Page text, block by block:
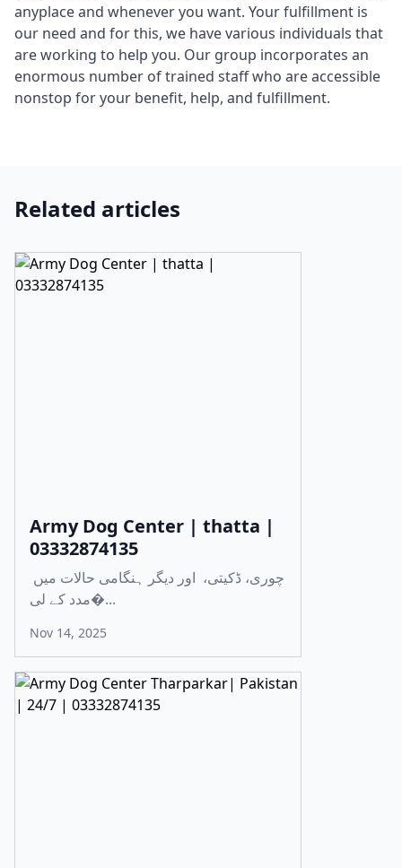
anyplace and whenever you want. Your fulfillment is
our need and for this, we have various individuals that
are working to help you. Our group incorporates an
enormous number of trained staff who are accessible
nonstop for your benefit, help, and fulfillment.
Related articles
Army Dog Center | thatta |
03332874135
مدد کے لی�...
Nov 14, 2025